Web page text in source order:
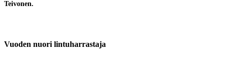
Teivonen.
Vuoden nuori lintuharrastaja